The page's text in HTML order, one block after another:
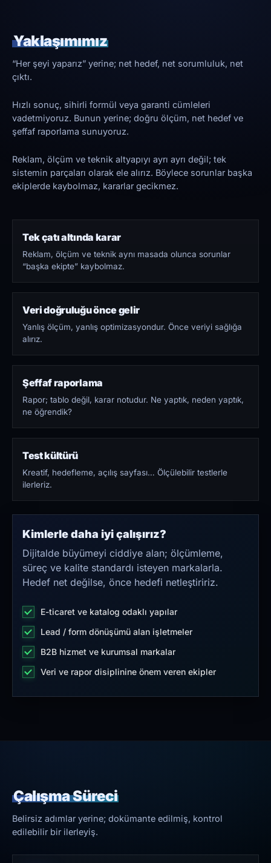
Yaklaşımımız
“Her şeyi yaparız” yerine; net hedef, net sorumluluk, net
çıktı.
Hızlı sonuç, sihirli formül veya garanti cümleleri
vadetmiyoruz. Bunun yerine; doğru ölçüm, net hedef ve
şeffaf raporlama sunuyoruz.
Reklam, ölçüm ve teknik altyapıyı ayrı ayrı değil; tek
sistemin parçaları olarak ele alırız. Böylece sorunlar başka
ekiplerde kaybolmaz, kararlar gecikmez.
Tek çatı altında karar
Reklam, ölçüm ve teknik aynı masada olunca sorunlar
“başka ekipte” kaybolmaz.
Veri doğruluğu önce gelir
Yanlış ölçüm, yanlış optimizasyondur. Önce veriyi sağlığa
alırız.
Şeffaf raporlama
Rapor; tablo değil, karar notudur. Ne yaptık, neden yaptık,
ne öğrendik?
Test kültürü
Kreatif, hedefleme, açılış sayfası… Ölçülebilir testlerle
ilerleriz.
Kimlerle daha iyi çalışırız?
Dijitalde büyümeyi ciddiye alan; ölçümleme,
süreç ve kalite standardı isteyen markalarla.
Hedef net değilse, önce hedefi netleştiririz.
E-ticaret ve katalog odaklı yapılar
Lead / form dönüşümü alan işletmeler
B2B hizmet ve kurumsal markalar
Veri ve rapor disiplinine önem veren ekipler
Çalışma Süreci
Belirsiz adımlar yerine; dokümante edilmiş, kontrol
edilebilir bir ilerleyiş.